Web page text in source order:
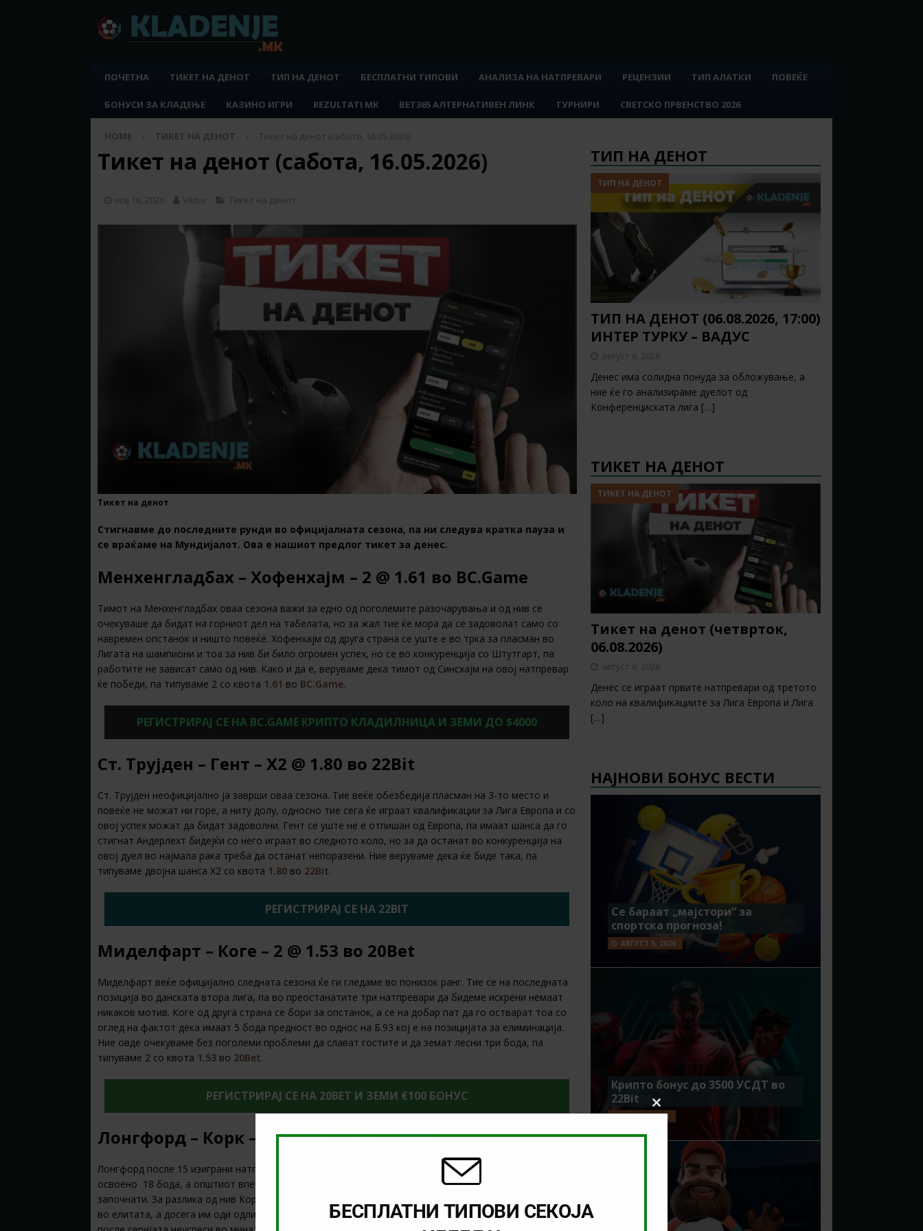
ПОЧЕТНА ТИКЕТ НА ДЕНОТ ТИП НА ДЕНОТ БЕСПЛАТНИ ТИПОВИ АНАЛИЗА НА НАТПРЕВАРИ РЕЦЕНЗИИ ТИП АЛАТКИ ПОВЕЌЕ
БОНУСИ ЗА КЛАДЕЊЕ КАЗИНО ИГРИ REZULTATI MK BET365 АЛТЕРНАТИВЕН ЛИНК ТУРНИРИ СВЕТСКО ПРВЕНСТВО 2026
HOME ТИКЕТ НА ДЕНОТ Тикет на денот (сабота, 16.05.2026)
Тикет на денот (сабота, 16.05.2026)
мај 16, 2026 Viktor Тикет на денот
Тикет на денот
Стигнавме до последните рунди во официјалната сезона, па ни следува кратка пауза и
се враќаме на Мундијалот. Ова е нашиот предлог тикет за денес.
Менхенгладбах – Хофенхајм – 2 @ 1.61 во BC.Game
Тимот на Менхенгладбах оваа сезона важи за едно од поголемите разочарувања и од нив се
очекуваше да бидат на горниот дел на табелата, но за жал тие ќе мора да се задоволат само со
навремен опстанок и ништо повеќе. Хофенхајм од друга страна се уште е во трка за пласман во
Лигата на шампиони и тоа за нив би било огромен успех, но се во конкуренција со Штутгарт, па
работите не зависат само од нив. Како и да е, веруваме дека тимот од Синсхајм на овој натпревар
ќе победи, па типуваме 2 со квота 1.61 во BC.Game.
РЕГИСТРИРАЈ СЕ НА BC.GAME КРИПТО КЛАДИЛНИЦА И ЗЕМИ ДО $4000
Ст. Трујден – Гент – Х2 @ 1.80 во 22Bit
Ст. Трујден неофицијално ја заврши оваа сезона. Тие веќе обезбедија пласман на 3-то место и
повеќе не можат ни горе, а ниту долу, односно тие сега ќе играат квалификации за Лига Европа и со
овој успех можат да бидат задоволни. Гент се уште не е отпишан од Европа, па имаат шанса да го
стигнат Андерлехт бидејќи со него играат во следното коло, но за да останат во конкуренција на
овој дуел во најмала рака треба да останат непоразени. Ние веруваме дека ќе биде така, па
типуваме двојна шанса Х2 со квота 1.80 во 22Bit.
РЕГИСТРИРАЈ СЕ НА 22BIT
Миделфарт – Коге – 2 @ 1.53 во 20Bet
Миделфарт веќе официјално следната сезона ќе ги гледаме во понизок ранг. Тие се на последната
позиција во данската втора лига, па во преостанатите три натпревари да бидеме искрени немаат
никаков мотив. Коге од друга страна се бори за опстанок, а се на добар пат да го остварат тоа со
оглед на фактот дека имаат 5 бода предност во однос на Б.93 кој е на позицијата за елиминација.
Ние овде очекуваме без поголеми проблеми да слават гостите и да земат лесни три бода, па
типуваме 2 со квота 1.53 во 20Bet.
РЕГИСТРИРАЈ СЕ НА 20BET И ЗЕМИ €100 БОНУС
Лонгфорд – Корк – 2 @ 1.61 во 22Bet
Лонгфорд после 15 изиграни натпревари се наоѓа на вториот дел на табелата и досега имаат
освоено 18 бода, а општиот впечаток е дека овој тим игра доста променливо откако се
започнати. За разлика од нив Корк пак со големи амбиции влегоа и за нив приоритет е повратокот
во елитата, а досега им оди одлично. Имено, овој тим е на врвот, поточно на првото место, а
ТИП НА ДЕНОТ
ТИП НА ДЕНОТ
ТИП НА ДЕНОТ (06.08.2026, 17:00)
ИНТЕР ТУРКУ – ВАДУС
август 6, 2026
Денес има солидна понуда за обложување, а
ние ќе го анализираме дуелот од
Конференциската лига […]
ТИКЕТ НА ДЕНОТ
ТИКЕТ НА ДЕНОТ
Тикет на денот (четврток,
06.08.2026)
август 6, 2026
Денес се играат првите натпревари од третото
коло на квалификациите за Лига Европа и Лига
[…]
НАЈНОВИ БОНУС ВЕСТИ
Се бараат „мајстори“ за
спортска прогноза!
АВГУСТ 5, 2026
Крипто бонус до 3500 УСДТ во
22Bit
ЈУЛИ 29, 2026
Close
this
БЕСПЛАТНИ ТИПОВИ СЕКОЈА